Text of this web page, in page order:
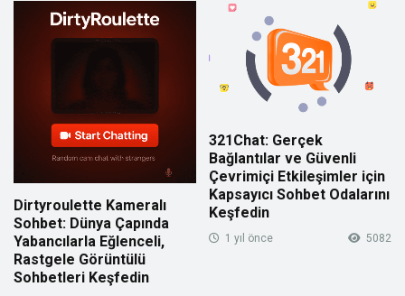
Dirtyroulette Kameralı
Sohbet: Dünya Çapında
Yabancılarla Eğlenceli,
Rastgele Görüntülü
Sohbetleri Keşfedin
321Chat: Gerçek
Bağlantılar ve Güvenli
Çevrimiçi Etkileşimler için
Kapsayıcı Sohbet Odalarını
Keşfedin
1 yıl önce 5082